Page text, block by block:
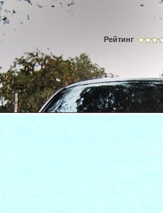
Рейтинг